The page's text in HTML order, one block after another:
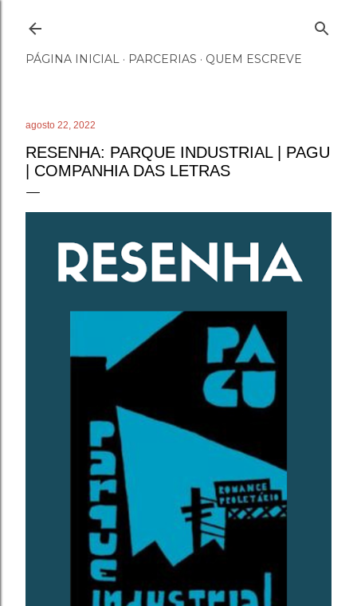
PÁGINA INICIAL PARCERIAS QUEM ESCREVE
agosto 22, 2022
RESENHA: PARQUE INDUSTRIAL | PAGU⁣
⁣⁣⁣| COMPANHIA DAS LETRAS